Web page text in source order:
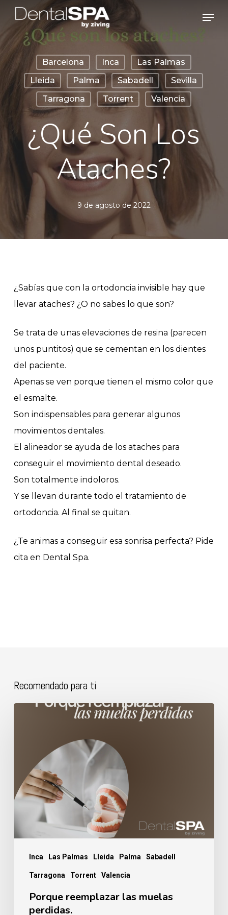
Skip
main
content
Menu
Barcelona Inca
Las Palmas
Lleida
Palma Sabadell
Sevilla
Tarragona
Torrent Valencia
¿Qué Son Los
Ataches?
9 de agosto de 2022
¿Sabías que con la ortodoncia invisible hay que
llevar ataches? ¿O no sabes lo que son?
Se trata de unas elevaciones de resina (parecen
unos puntitos) que se cementan en los dientes
del paciente.
Apenas se ven porque tienen el mismo color que
el esmalte.
Son indispensables para generar algunos
movimientos dentales.
El alineador se ayuda de los ataches para
conseguir el movimiento dental deseado.
Son totalmente indoloros.
Y se llevan durante todo el tratamiento de
ortodoncia. Al final se quitan.
¿Te animas a conseguir esa sonrisa perfecta? Pide
cita en Dental Spa.
Recomendado para ti
Inca Las Palmas Lleida Palma Sabadell
Tarragona Torrent Valencia
Porque
muelas
perdidas.
Porque reemplazar las muelas
perdidas.